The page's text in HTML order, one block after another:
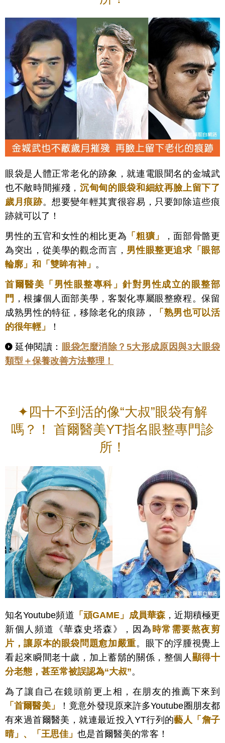
眼袋是人體正常老化的跡象，就連電眼聞名的金城武
也不敵時間摧殘，沉甸甸的眼袋和細紋再臉上留下了
歲月痕跡。想要變年輕其實很容易，只要卸除這些痕
跡就可以了！
男性的五官和女性的相比更為 「粗獷」
，面部骨骼更
為突出，從美學的觀念而言， 男性眼整更追求「眼部
輪廓」和「雙眸有神」 。
首爾醫美「男性眼整專科」針對男性成立的眼整部
門 ，根據個人面部美學，客製化專屬眼整療程。保留
成熟男性的特征，移除老化的痕跡，
「熟男也可以活
的很年輕」
！
延伸閱讀： 眼袋怎麼消除？5大形成原因與3大眼袋
類型＋保養改善方法整理！
✦四十不到活的像“大叔”眼袋有解
嗎？！ 首爾醫美YT指名眼整專門診
所！
知名Youtube頻道 「頑GAME」成員華森，近期積極更
新個人頻道《華森史塔森》，因為 時常需要熬夜剪
片，讓原本的眼袋問題愈加嚴重。眼下的浮腫視覺上
看起來瞬間老十歲，加上蓄鬍的關係，整個人 顯得十
分老態，甚至常被誤認為“大叔”。
為了讓自己在鏡頭前更上相，在朋友的推薦下來到
「首爾醫美」
！竟意外發現原來許多Youtube圈朋友都
有來過首爾醫美，就連最近投入YT行列的藝人「詹子
晴」、「王思佳」 也是首爾醫美的常客！